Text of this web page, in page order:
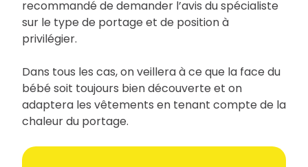
recommandé de demander l’avis du spécialiste
sur le type de portage et de position à
privilégier.
Dans tous les cas, on veillera à ce que la face du
bébé soit toujours bien découverte et on
adaptera les vêtements en tenant compte de la
chaleur du portage.